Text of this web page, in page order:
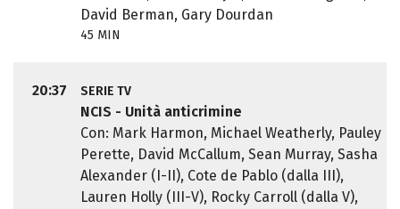
David Berman, Gary Dourdan
45 MIN
20:37 SERIE TV
NCIS - Unità anticrimine
Con: Mark Harmon, Michael Weatherly, Pauley
Perette, David McCallum, Sean Murray, Sasha
Alexander (I-II), Cote de Pablo (dalla III),
Lauren Holly (III-V), Rocky Carroll (dalla V),